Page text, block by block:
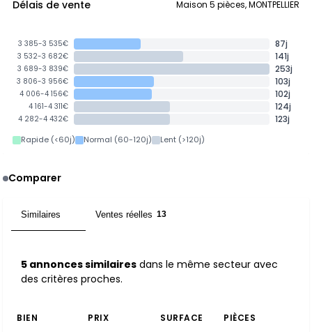
Délais de vente Maison 5 pièces, MONTPELLIER
3 385-3 535€ 87j
3 532-3 682€ 141j
3 689-3 839€ 253j
3 806-3 956€ 103j
4 006-4 156€ 102j
4 161-4 311€ 124j
4 282-4 432€ 123j
Rapide (<60j) Normal (60-120j) Lent (>120j)
Comparer
Similaires Ventes réelles 13
5 annonces similaires dans le même secteur avec
des critères proches.
BIEN PRIX SURFACE
PIÈCES